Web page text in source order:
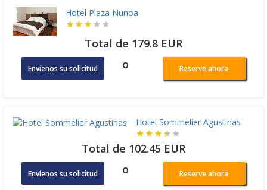
Hotel Plaza Nunoa
Total de 179.8 EUR
Envíenos su solicitud o Reserve ahora
Hotel Sommelier Agustinas
Total de 102.45 EUR
Envíenos su solicitud o Reserve ahora